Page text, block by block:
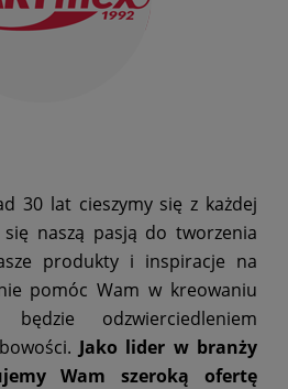
30 lat cieszymy się z każdej
naszą pasją do tworzenia
produkty i inspiracje na
pomóc Wam w kreowaniu
odzwierciedleniem
Jako lider w branży
Wam szeroką ofertę